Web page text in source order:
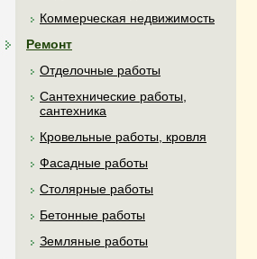
Коммерческая недвижимость
Ремонт
Отделочные работы
Сантехнические работы,
сантехника
Кровельные работы, кровля
Фасадные работы
Столярные работы
Бетонные работы
Земляные работы